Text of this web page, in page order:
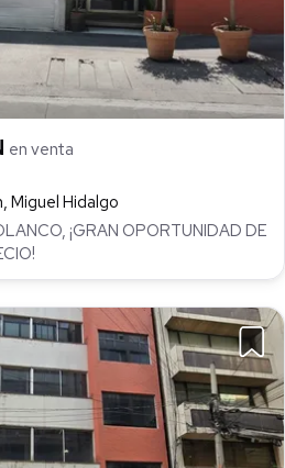
en venta
Miguel Hidalgo
¡GRAN OPORTUNIDAD DE